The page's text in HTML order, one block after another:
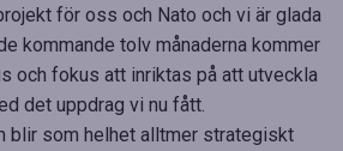
för oss och Nato och vi är glada
kommande tolv månaderna kommer
och fokus att inriktas på att utveckla
det uppdrag vi nu fått.
blir som helhet alltmer strategiskt